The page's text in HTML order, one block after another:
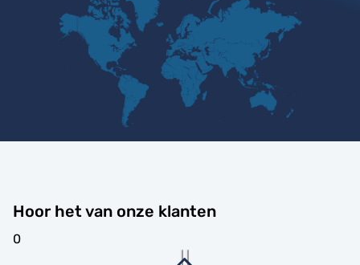
Hoor het van onze klanten
0